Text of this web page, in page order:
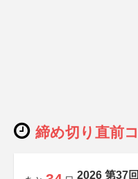
締め切り直前
2026 第37